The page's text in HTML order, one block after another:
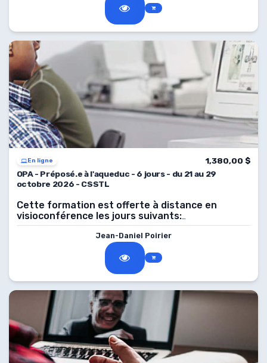
En ligne
1,380,00 $
OPA - Préposé.e à l'aqueduc - 6 jours - du 21 au 29
octobre 2026 - CSSTL
Cette formation est offerte à distance en
visioconférence les jours suivants:
21, 22, 26, 27, 28, 29 octobre2026, de 8 h à 16 h.
Jean-Daniel Poirier